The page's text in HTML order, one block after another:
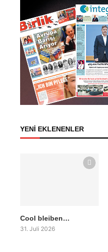
YENİ EKLENENLER
Cool bleiben…
31. Juli 2026